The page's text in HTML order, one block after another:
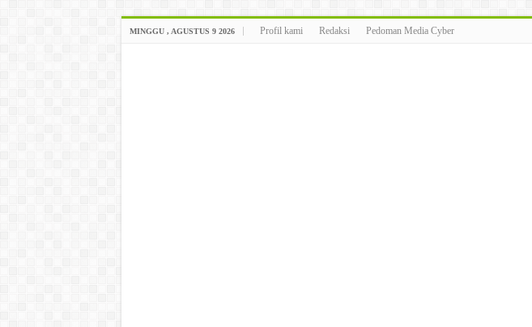
MINGGU , AGUSTUS 9 2026 Profil kami Redaksi Pedoman Media Cyber